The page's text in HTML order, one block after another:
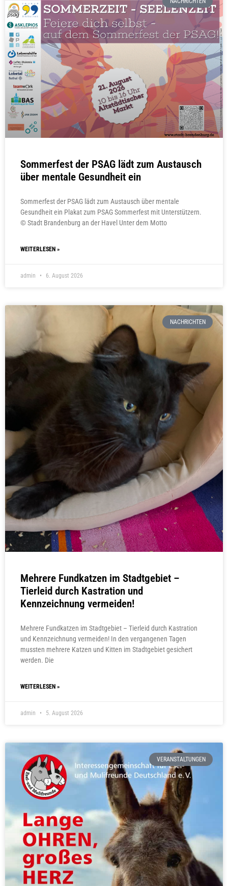
Sommerfest der PSAG lädt zum Austausch
über mentale Gesundheit ein
Sommerfest der PSAG lädt zum Austausch über mentale
Gesundheit ein Plakat zum PSAG Sommerfest mit Unterstützern.
© Stadt Brandenburg an der Havel Unter dem Motto
WEITERLESEN »
admin 6. August 2026
NACHRICHTEN
Mehrere Fundkatzen im Stadtgebiet –
Tierleid durch Kastration und
Kennzeichnung vermeiden!
Mehrere Fundkatzen im Stadtgebiet – Tierleid durch Kastration
und Kennzeichnung vermeiden! In den vergangenen Tagen
mussten mehrere Katzen und Kitten im Stadtgebiet gesichert
werden. Die
WEITERLESEN »
admin 5. August 2026
VERANSTALTUNGEN